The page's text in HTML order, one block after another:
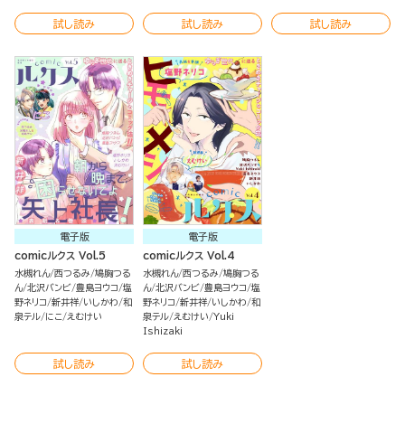
試し読み 試し読み 試し読み
電子版
comicルクス Vol.5
水槻れん 西つるみ 鳩胸つる
ん 北沢バンビ 豊島ヨウコ 塩
野ネリコ 新井祥 いしかわ 和
泉テル にこ えむけい
試し読み
電子版
comicルクス Vol.4
水槻れん 西つるみ 鳩胸つる
ん 北沢バンビ 豊島ヨウコ 塩
野ネリコ 新井祥 いしかわ 和
泉テル えむけい Yuki
Ishizaki
試し読み